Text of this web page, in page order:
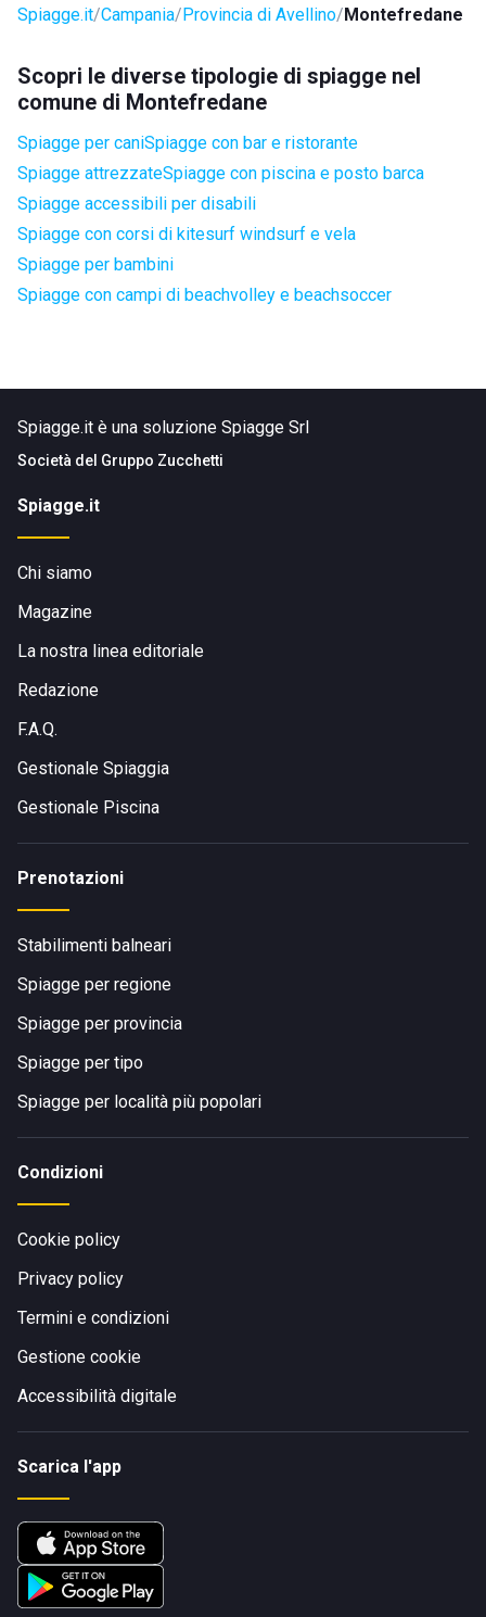
Spiagge.it Campania Provincia di Avellino Montefredane
Scopri le diverse tipologie di spiagge nel
comune di Montefredane
Spiagge per caniSpiagge con bar e ristorante
Spiagge attrezzateSpiagge con piscina e posto barca
Spiagge accessibili per disabili
Spiagge con corsi di kitesurf windsurf e vela
Spiagge per bambini
Spiagge con campi di beachvolley e beachsoccer
Spiagge.it è una soluzione Spiagge Srl
Società del Gruppo Zucchetti
Spiagge.it
Chi siamo
Magazine
La nostra linea editoriale
Redazione
F.A.Q.
Gestionale Spiaggia
Gestionale Piscina
Prenotazioni
Stabilimenti balneari
Spiagge per regione
Spiagge per provincia
Spiagge per tipo
Spiagge per località più popolari
Condizioni
Cookie policy
Privacy policy
Termini e condizioni
Gestione cookie
Accessibilità digitale
Scarica l'app